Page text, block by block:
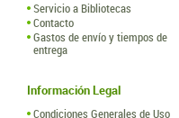
Servicio a Bibliotecas
Contacto
Gastos de envío y tiempos de
entrega
Información Legal
Condiciones Generales de Uso